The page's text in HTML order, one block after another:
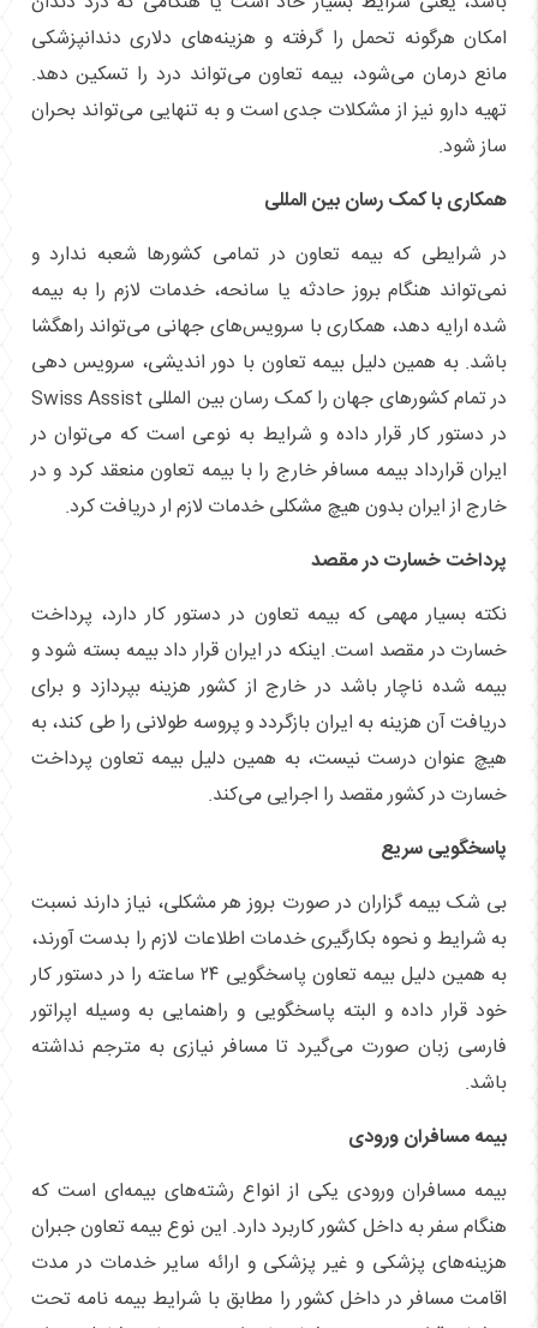
امکان هرگونه تحمل را گرفته و هزینه‌های دلاری دندانپزشکی
مانع درمان می‌شود، بیمه تعاون می‌تواند درد را تسکین دهد.
تهیه دارو نیز از مشکلات جدی است و به تنهایی می‌تواند بحران
ساز شود.
همکاری با کمک رسان بین المللی
در شرایطی که بیمه تعاون در تمامی کشور‌ها شعبه ندارد و
نمی‌تواند هنگام بروز حادثه یا سانحه، خدمات لازم را به بیمه
شده ارایه دهد، همکاری با سرویس‌های جهانی می‌تواند راهگشا
باشد. به همین دلیل بیمه تعاون با دور اندیشی، سرویس دهی
در تمام کشور‌های جهان را کمک رسان بین المللی Swiss Assist
در دستور کار قرار داده و شرایط به نوعی است که می‌توان در
ایران قرارداد بیمه مسافر خارج را با بیمه تعاون منعقد کرد و در
خارج از ایران بدون هیچ مشکلی خدمات لازم ار دریافت کرد.
پرداخت خسارت در مقصد
نکته بسیار مهمی که بیمه تعاون در دستور کار دارد، پرداخت
خسارت در مقصد است. اینکه در ایران قرار داد بیمه بسته شود و
بیمه شده ناچار باشد در خارج از کشور هزینه بپردازد و برای
دریافت آن هزینه به ایران بازگردد و پروسه طولانی را طی کند، به
هیچ عنوان درست نیست، به همین دلیل بیمه تعاون پرداخت
خسارت در کشور مقصد را اجرایی می‌کند.
پاسخگویی سریع
بی شک بیمه گزاران در صورت بروز هر مشکلی، نیاز دارند نسبت
به شرایط و نحوه بکارگیری خدمات اطلاعات لازم را بدست آورند،
به همین دلیل بیمه تعاون پاسخگویی ۲۴ ساعته را در دستور کار
خود قرار داده و البته پاسخگویی و راهنمایی به وسیله اپراتور
فارسی زبان صورت می‌گیرد تا مسافر نیازی به مترجم نداشته
باشد.
بیمه مسافران ورودی
بیمه مسافران ورودی یکی از انواع رشته‌های بیمه‌ای است که
هنگام سفر به داخل کشور کاربرد دارد. این نوع بیمه تعاون جبران
هزینه‌های پزشکی و غیر پزشکی و ارائه سایر خدمات در مدت
اقامت مسافر در داخل کشور را مطابق با شرایط بیمه نامه تحت